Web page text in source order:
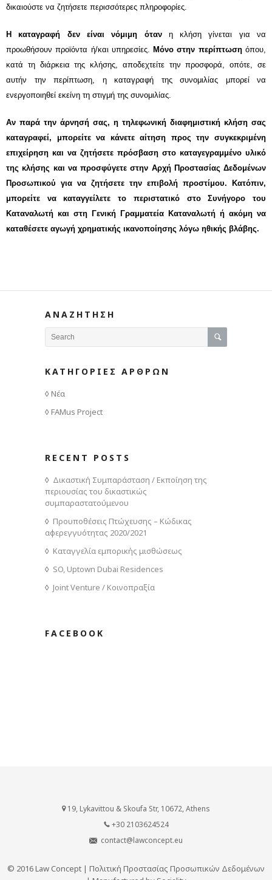
δικαιούστε να ζητήσετε περισσότερες πληροφορίες
Η καταγραφή δεν είναι νόμιμη όταν η κλήσηγίνεται για να
προωθήσουνπροϊόντα ή/και υπηρεσίες.Μόνο στην περίπτωσηόπου,
κατά τη διάρκεια της κλήσης, αποδεχτείτε την προσφορά, οπότε, σε
αυτήν την περίπτωση, η καταγραφή της συνομιλίας μπορεί να
ενεργοποιηθεί εκείνη τη στιγμή της συνομιλίας.
Αν παρά την άρνησή σας, η τηλεφωνική διαφημιστική κλήση σας
καταγραφεί, μπορείτε να κάνετε αίτηση προς την συγκεκριμένη
επιχείρηση και να ζητήσετε πρόσβαση στο καταγεγραμμένο υλικό
της κλήσης και να προσφύγετε στην Αρχή Προστασίας Δεδομένων
Προσωπικού για να ζητήσετε την επιβολή προστίμου. Κατόπιν,
μπορείτε να καταγγείλετε το περιστατικό στο Συνήγορο του
Καταναλωτή και στη Γενική Γραμματεία Καταναλωτή ή ακόμη να
καταθέσετε αγωγή χρηματικής ικανοποίησης λόγω ηθικής βλάβης.
ΑΝΑΖΗΤΗΣΗ
ΚΑΤΗΓΟΡΙΕΣ ΑΡΘΡΩΝ
Νέα
FAMus Project
RECENT POSTS
Δικαστική Συμπαράσταση / Εκποίηση της
περιουσίας του δικαστικώς
συμπαραστατούμενου
Προυποθέσεις Πτώχευσης – Κώδικας
αφερεγγυότητας 2020/2021
Καταγγελία εμπορικής μισθώσεως
SO, Uptown Dubai Residences
Joint Venture / Κοινοπραξία
FACEBOOK
19, Lykavittou & Skoufa Str, 10672, Athens
+30 2103624524
contact@lawconcept.eu
© 2016 Law Concept | Πολιτική Προστασίας Προσωπικών Δεδομένων